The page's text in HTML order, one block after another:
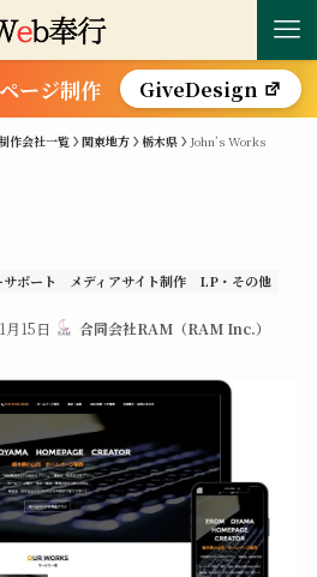
ージ制作 GiveDesign
作会社一覧 関東地方 栃木県 John’s Works
ポート メディアサイト制作
LP・その他
月15日 合同会社RAM（RAM Inc.）